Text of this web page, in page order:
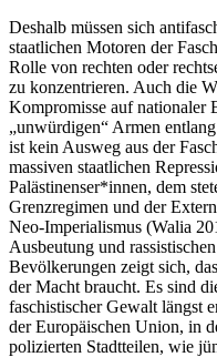
Deshalb müssen sich
staatlichen Motoren der
Rolle von rechten oder
zu konzentrieren. Auch die
Kompromisse auf nationaler
„unwürdigen“ Armen
ist kein Ausweg aus der
massiven staatlichen
Palästinenser*innen, dem
Grenzregimen und der
Neo-Imperialismus (Walia
Ausbeutung und
Bevölkerungen zeigt sich,
der Macht braucht. Es sind
faschistischer Gewalt längst
der Europäischen Union, in
polizierten Stadtteilen, wie